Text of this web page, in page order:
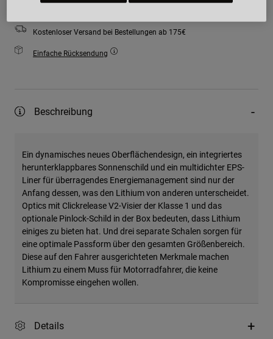
Kostenloser Versand bei Bestellungen ab 175€
Einfache Rücksendung
Beschreibung
Ein dynamisches neues Oberflächendesign, ein integriertes
herunterklappbares Sonnenschild und ein multidichter EPS-
Liner für überragendes Energiemanagement sind nur der
Anfang dessen, was den Lithium von anderen unterscheidet.
Optics mit Clickrelease V2-Visier der Klasse 1 und das
optionale Pinlock-Schild in der Box bedeuten, dass Lithium
einiges zu bieten hat. Und drei separate Schalen sorgen für
eine optimale Passform über den gesamten Größenbereich.
Diese auf den Fahrer ausgerichteten Merkmale machen
Lithium zu einem Muss für Motorradfahrer, die keine
Kompromisse eingehen wollen.
Details